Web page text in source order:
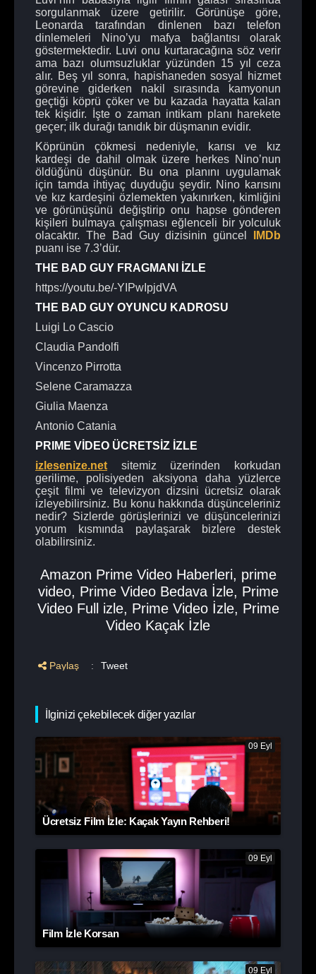
sorgulanmak üzere getirilir. Görünüşe göre,
Leonarda tarafından dinlenen bazı telefon
dinlemeleri Nino’yu mafya bağlantısı olarak
göstermektedir. Luvi onu kurtaracağına söz verir
ama bazı olumsuzluklar yüzünden 15 yıl ceza
alır. Beş yıl sonra, hapishaneden sosyal hizmet
görevine giderken nakil sırasında kamyonun
geçtiği köprü çöker ve bu kazada hayatta kalan
tek kişidir. İşte o zaman intikam planı harekete
geçer; ilk durağı tanıdık bir düşmanın evidir.
Köprünün çökmesi nedeniyle, karısı ve kız
kardeşi de dahil olmak üzere herkes Nino’nun
öldüğünü düşünür. Bu ona planını uygulamak
için tamda ihtiyaç duyduğu şeydir. Nino karısını
ve kız kardeşini özlemekten yakınırken, kimliğini
ve görünüşünü değiştirip onu hapse gönderen
kişileri bulmaya çalışması eğlenceli bir yolculuk
olacaktır. The Bad Guy dizisinin güncel
IMDb
puanı ise 7.3’dür.
THE BAD GUY FRAGMANI İZLE
https://youtu.be/-YIPwIpjdVA
THE BAD GUY OYUNCU KADROSU
Luigi Lo Cascio
Claudia Pandolfi
Vincenzo Pirrotta
Selene Caramazza
Giulia Maenza
Antonio Catania
PRIME VİDEO ÜCRETSİZ İZLE
izlesenize.net sitemiz üzerinden korkudan
gerilime, polisiyeden aksiyona daha yüzlerce
çeşit filmi ve televizyon dizsini ücretsiz olarak
izleyebilirsiniz. Bu konu hakkında düşünceleriniz
nedir? Sizlerde görüşlerinizi ve düşüncelerinizi
yorum kısmında paylaşarak bizlere destek
olabilirsiniz.
Amazon Prime Video Haberleri, prime
video, Prime Video Bedava İzle, Prime
Video Full izle, Prime Video İzle, Prime
Video Kaçak İzle
Paylaş : Tweet
İlginizi çekebilecek diğer yazılar
09 Eyl
Ücretsiz Film İzle: Kaçak Yayın Rehberi!
09 Eyl
Film İzle Korsan
09 Eyl